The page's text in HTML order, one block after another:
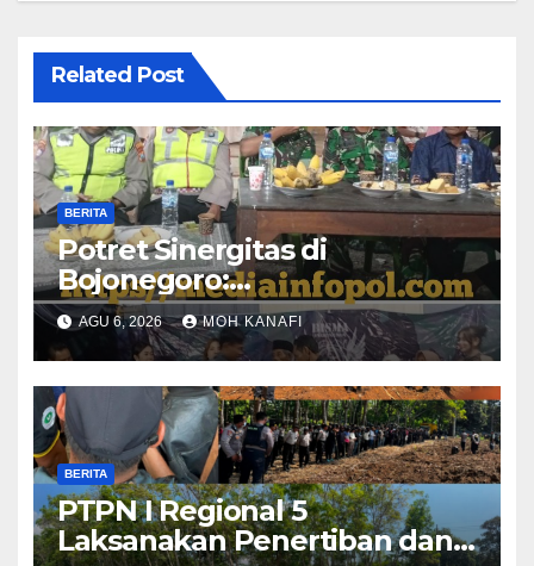
Related Post
BERITA
​Potret Sinergitas di
Bojonegoro:
Bhabinkamtibmas dan
Babinsa Hadir Lecehkan
Sekat, Amankan Pesta Warga
AGU 6, 2026 MOH KANAFI
BERITA
PTPN I Regional 5
Laksanakan Penertiban dan